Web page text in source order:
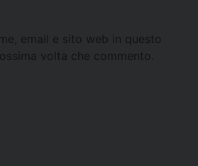
email e sito web in questo
volta che commento.